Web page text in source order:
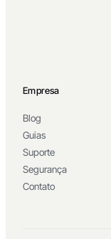
Empresa
Blog
Guias
Suporte
Segurança
Contato